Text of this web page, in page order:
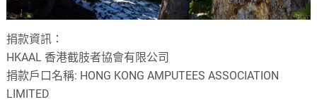
捐款資訊：
HKAAL 香港截肢者協會有限公司
捐款戶口名稱: HONG KONG AMPUTEES ASSOCIATION
LIMITED